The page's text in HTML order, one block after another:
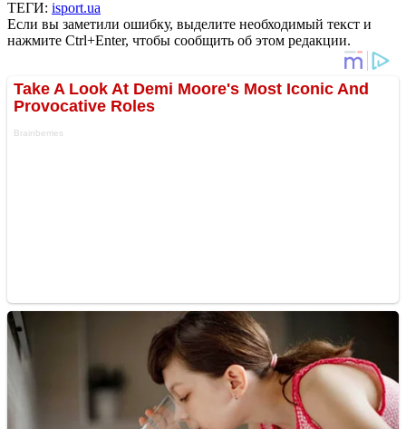
ТЕГИ: isport.ua
Если вы заметили ошибку, выделите необходимый текст и
нажмите Ctrl+Enter, чтобы сообщить об этом редакции.